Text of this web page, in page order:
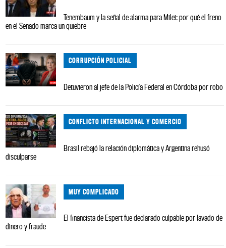
Tenembaum y la señal de alarma para Milei: por qué el freno
en el Senado marca un quiebre
CORRUPCIÓN POLICIAL
Detuvieron al jefe de la Policía Federal en Córdoba por robo
CONFLICTO INTERNACIONAL Y COMERCIO
Brasil rebajó la relación diplomática y Argentina rehusó
disculparse
MUY COMPLICADO
El financista de Espert fue declarado culpable por lavado de
dinero y fraude